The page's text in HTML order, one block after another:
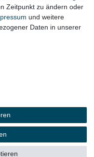
Zeitpunkt zu ändern oder
und weitere
Daten in unserer
vorbehalten.